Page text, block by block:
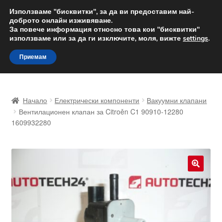
ДОСТАВКА от 12 лв.
Доставка по целия свят
Skip
to
navigation
Skip
to
content
Доставка по целия свят
Количка
Начало Електрически компоненти
Вакуумни клапани
Вентилационен клапан за Citroěn C1 90910-12280
1609932280
🔍
Използваме "бисквитки", за да ви предоставим най-
доброто онлайн изживяване.
За повече информация относно това кои "бисквитки"
използваме или за да ги изключите, моля, вижте settings.
Приемам